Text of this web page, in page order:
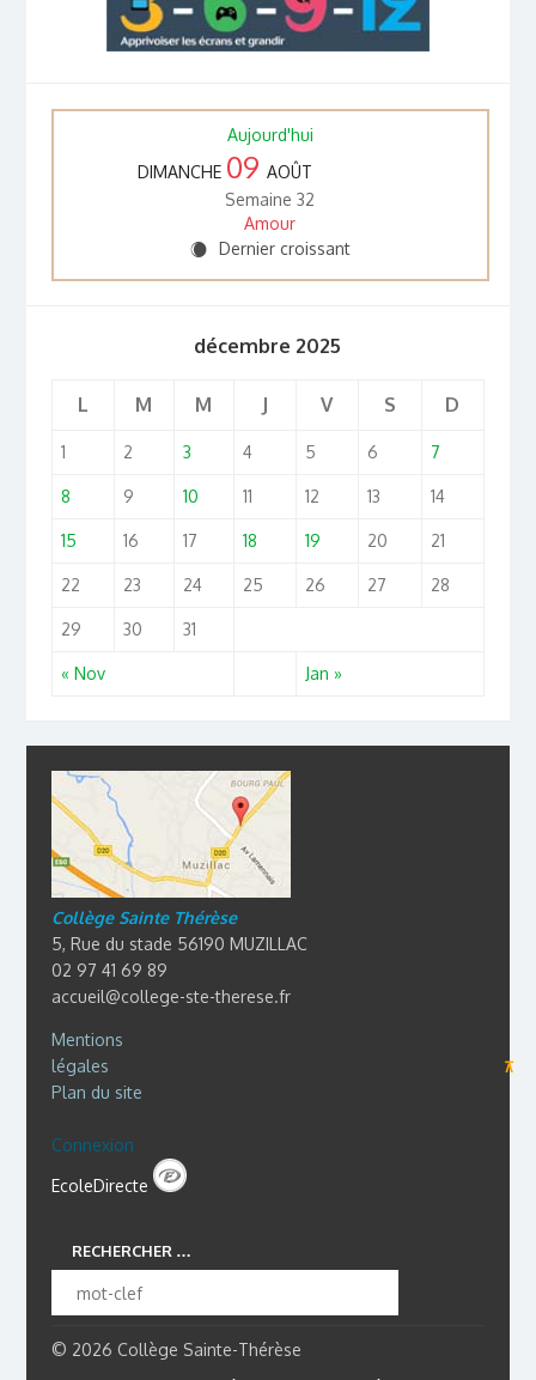
Aujourd'hui
DIMANCHE 09 AOÛT
Semaine 32
Amour
X Dernier croissant
décembre 2025
L M M J V S D
« Nov Jan »
1 2 3 4 5 6 7
8 9 10 11 12 13 14
15 16 17 18 19 20 21
22 23 24 25 26 27 28
29 30 31
Collège Sainte Thérèse
5, Rue du stade 56190 MUZILLAC
02 97 41 69 89
accueil@college-ste-therese.fr
Mentions
légales
⊼
Plan du site
Connexion
EcoleDirecte
RECHERCHER …
© 2026 Collège Sainte-Thérèse